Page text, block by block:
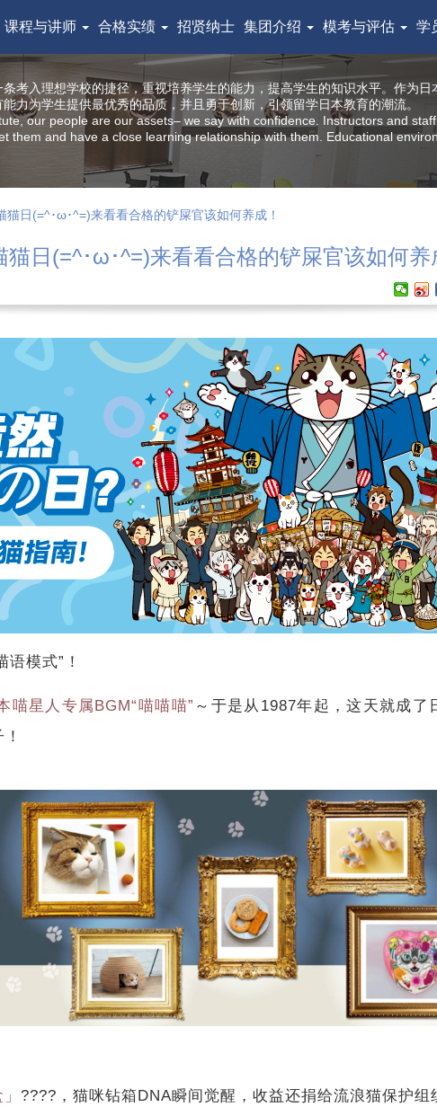
课程与讲师 合格实绩 招贤纳士 集团介绍 模考与评估 学
考入理想学校的捷径，重视培养学生的能力，提高学生的知识水平。作为日
力为学生提供最优秀的品质，并且勇于创新，引领留学日本教育的潮流。
our people are our assets– we say with confidence. Instructors and
them and have a close learning relationship with them. Educational
猫日(=^･ω･^=)来看看合格的铲屎官该如何养成！
猫日(=^･ω･^=)来看看合格的铲屎官该如何养
模式”！
喵星人专属BGM“喵喵喵” ～于是从1987年起，这天就成了
????，猫咪钻箱DNA瞬间觉醒，收益还捐给流浪猫保护组